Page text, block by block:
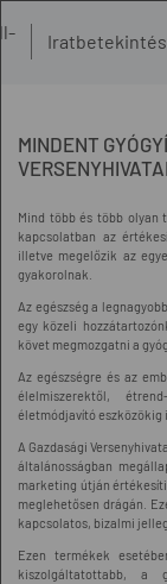
Iratbetekintés
MINDENT
Mind több és több olyan
kapcsolatban az
illetve megelőzik az
gyakorolnak.
Az egészség a
egy közeli
követ megmozgatni a
Az egészségre és az
élelmiszerektől,
életmódjavító eszközökig
A Gazdasági
általánosságban
marketing útján
meglehetősen drágán.
kapcsolatos, bizalmi
Ezen termékek
kiszolgáltatottabb, a